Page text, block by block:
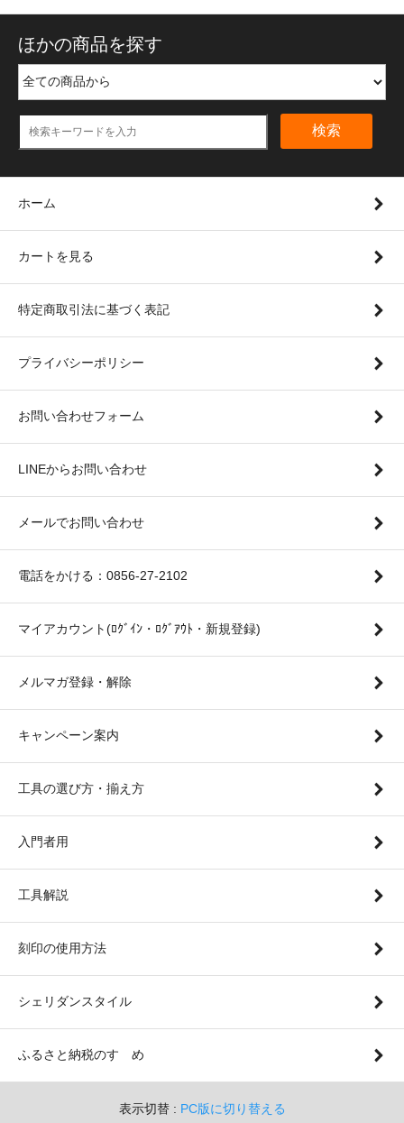
ほかの商品を探す
検索
ホーム
カートを見る
特定商取引法に基づく表記
プライバシーポリシー
お問い合わせフォーム
LINEからお問い合わせ
メールでお問い合わせ
電話をかける：0856-27-2102
マイアカウント(ﾛｸﾞｲﾝ・ﾛｸﾞｱｳﾄ・新規登録)
メルマガ登録・解除
キャンペーン案内
工具の選び方・揃え方
入門者用
工具解説
刻印の使用方法
シェリダンスタイル
ふるさと納税のすゝめ
表示切替 : PC版に切り替える